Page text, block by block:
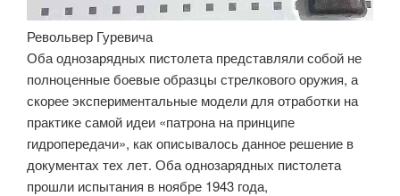
Револьвер Гуревича
Оба однозарядных пистолета представляли собой не
полноценные боевые образцы стрелкового оружия, а
скорее экспериментальные модели для отработки на
практике самой идеи «патрона на принципе
гидропередачи», как описывалось данное решение в
документах тех лет. Оба однозарядных пистолета
прошли испытания в ноябре 1943 года,